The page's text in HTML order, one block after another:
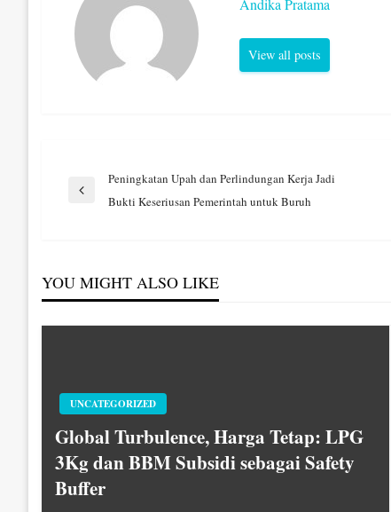
Andika Pratama
View all posts
Navigasi
Previous
Peningkatan Upah dan Perlindungan Kerja Jadi
Bukti Keseriusan Pemerintah untuk Buruh
YOU MIGHT ALSO LIKE
UNCATEGORIZED
Global Turbulence, Harga Tetap: LPG
3Kg dan BBM Subsidi sebagai Safety
Buffer